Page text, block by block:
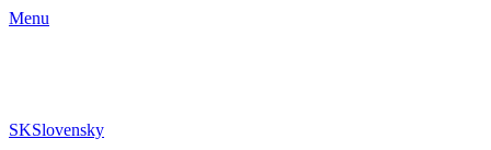
Menu
SKSlovensky